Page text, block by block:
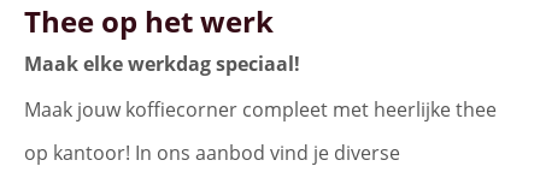
Thee op het werk
Maak elke werkdag speciaal!
Maak jouw koffiecorner compleet met heerlijke thee
op kantoor! In ons aanbod vind je diverse